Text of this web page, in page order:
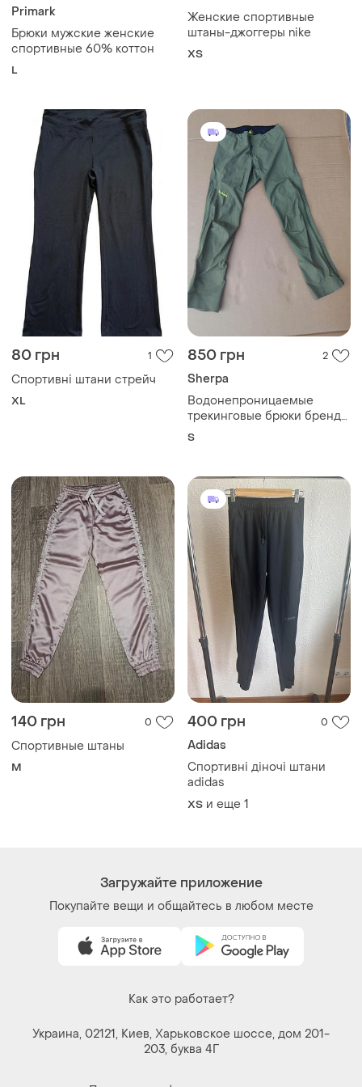
Primark
Брюки мужские женские
спортивные 60% коттон
L
Женские спортивные
штаны-джоггеры nike
ХS
80 грн 1
Спортивні штани стрейч
XL
850 грн 2
Sherpa
Водонепроницаемые
трекинговые брюки бренда
sherpa женские
S
140 грн 0
Спортивные штаны
M
400 грн 0
Adidas
Спортивні діночі штани
adidas
ХS и еще 1
Загружайте приложение
Покупайте вещи и общайтесь в любом месте
Как это работает?
Украина, 02121, Киев, Харьковское шоссе, дом 201-
203, буква 4Г